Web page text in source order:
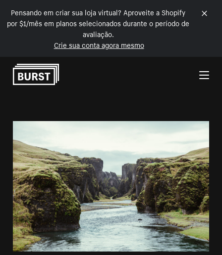
Pensando em criar sua loja virtual? Aproveite a Shopify
por $1/mês em planos selecionados durante o período de
avaliação.
Crie sua conta agora mesmo
Pular para o conteúdo